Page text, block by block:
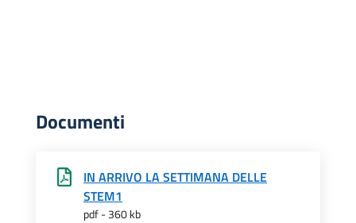
Documenti
IN ARRIVO LA SETTIMANA DELLE
STEM1
pdf - 360 kb